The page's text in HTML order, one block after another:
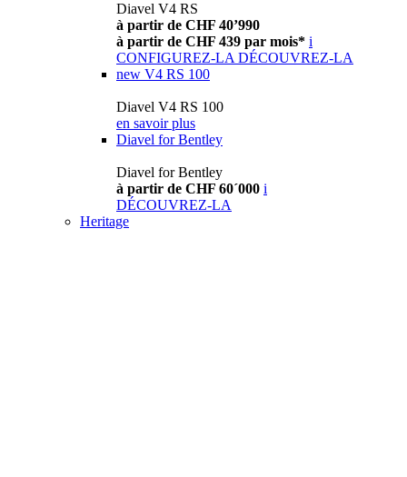
Diavel V4 RS
à partir de CHF 40’990
à partir de CHF 439 par mois* i
CONFIGUREZ-LA DÉCOUVREZ-LA
new V4 RS 100
Diavel V4 RS 100
en savoir plus
Diavel for Bentley
Diavel for Bentley
à partir de CHF 60´000 i
DÉCOUVREZ-LA
Heritage